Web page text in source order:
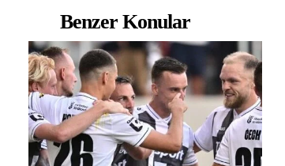
Benzer Konular